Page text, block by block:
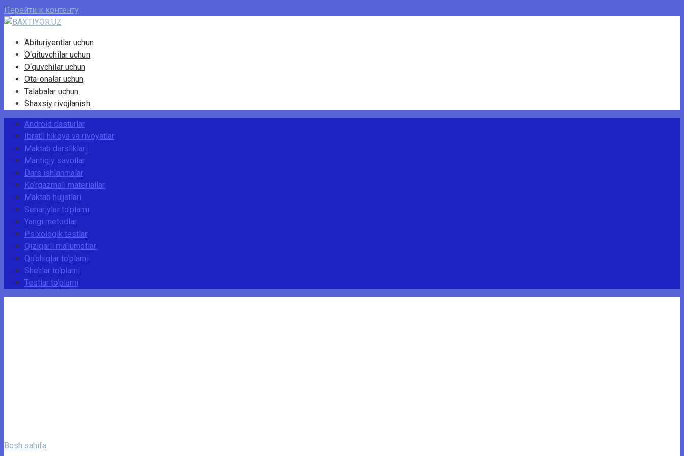
Перейти к контенту
Abituriyentlar uchun
O‘qituvchilar uchun
O‘quvchilar uchun
Ota-onalar uchun
Talabalar uchun
Shaxsiy rivojlanish
Android dasturlar
Ibratli hikoya va rivoyatlar
Maktab darsliklari
Mantiqiy savollar
Dars ishlanmalar
Ko‘rgazmali materiallar
Maktab hujjatlari
Senariylar to‘plami
Yangi metodlar
Psixologik testlar
Qiziqarli ma’lumotlar
Qo‘shiqlar to‘plami
She’rlar to‘plami
Testlar to‘plami
Bosh sahifa